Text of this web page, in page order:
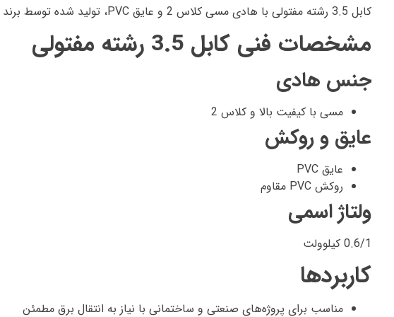
کابل 3.5 رشته مفتولی با هادی مسی کلاس 2 و عایق PVC، تولید شده توسط برند
مشخصات فنی کابل 3.5 رشته مفتولی
جنس هادی
مسی با کیفیت بالا و کلاس 2
عایق و روکش
عایق PVC
روکش PVC مقاوم
ولتاژ اسمی
0.6/1 کیلوولت
کاربردها
مناسب برای پروژه‌های صنعتی و ساختمانی با نیاز به انتقال برق مطمئن